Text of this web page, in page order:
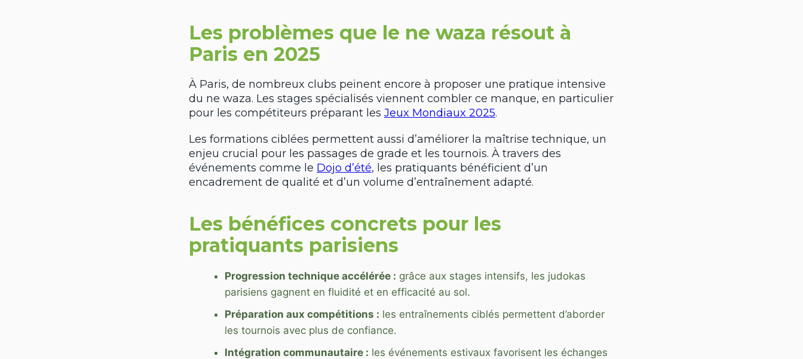
Les problèmes que le ne waza résout à
Paris en 2025
À Paris, de nombreux clubs peinent encore à proposer une pratique intensive
du ne waza. Les stages spécialisés viennent combler ce manque, en particulier
pour les compétiteurs préparant les Jeux Mondiaux 2025.
Les formations ciblées permettent aussi d’améliorer la maîtrise technique, un
enjeu crucial pour les passages de grade et les tournois. À travers des
événements comme le Dojo d’été, les pratiquants bénéficient d’un
encadrement de qualité et d’un volume d’entraînement adapté.
Les bénéfices concrets pour les
pratiquants parisiens
Progression technique accélérée : grâce aux stages intensifs, les judokas
parisiens gagnent en fluidité et en efficacité au sol.
Préparation aux compétitions : les entraînements ciblés permettent d’aborder
les tournois avec plus de confiance.
Intégration communautaire : les événements estivaux favorisent les échanges